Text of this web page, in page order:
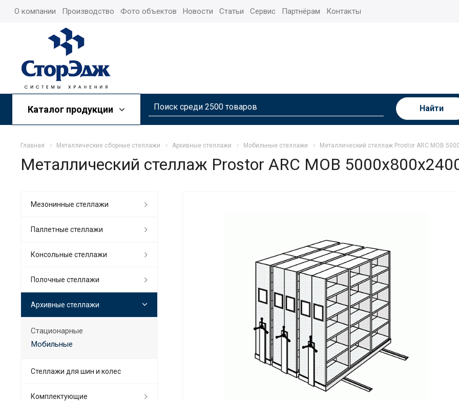
О компании Производство Фото объектов Новости Статьи Сервис Партнёрам Контакты
Каталог продукции Найти
Главная Металлические сборные стеллажи Архивные стеллажи Мобильные стеллажи Металлический стеллаж Prostor ARC MOB
Металлический стеллаж Prostor ARC MOB
Мезонинные стеллажи
Паллетные стеллажи
Консольные стеллажи
Полочные стеллажи
Архивные стеллажи
Стационарные
Мобильные
Стеллажи для шин и колес
Комплектующие